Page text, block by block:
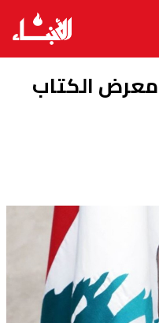
الكتاب